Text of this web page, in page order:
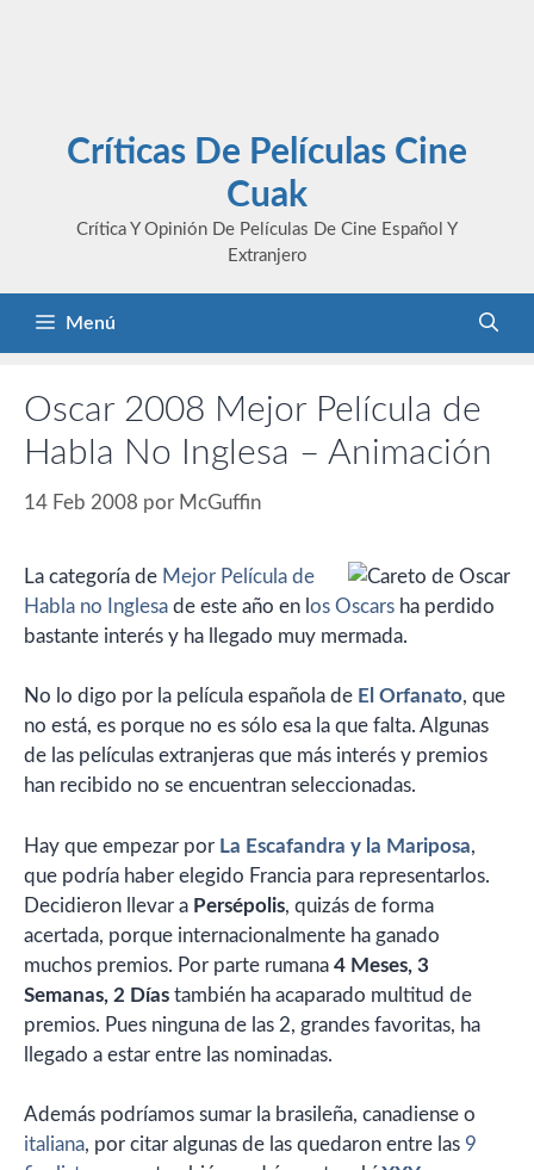
Críticas De Películas Cine
Cuak
Crítica Y Opinión De Películas De Cine Español Y
Extranjero
Menú
Oscar 2008 Mejor Película de
Habla No Inglesa – Animación
14 Feb 2008 por McGuffin
La categoría de Mejor Película de
Habla no Inglesa de este año en l os Oscars ha perdido
bastante interés y ha llegado muy mermada.
No lo digo por la película española de El Orfanato, que
no está, es porque no es sólo esa la que falta. Algunas
de las películas extranjeras que más interés y premios
han recibido no se encuentran seleccionadas.
Hay que empezar por La Escafandra y la Mariposa,
que podría haber elegido Francia para representarlos.
Decidieron llevar a Persépolis, quizás de forma
acertada, porque internacionalmente ha ganado
muchos premios. Por parte rumana 4 Meses, 3
Semanas, 2 Días también ha acaparado multitud de
premios. Pues ninguna de las 2, grandes favoritas, ha
llegado a estar entre las nominadas.
Además podríamos sumar la brasileña, canadiense o
italiana, por citar algunas de las quedaron entre las 9